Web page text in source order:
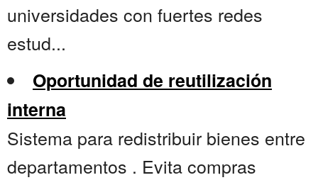
universidades con fuertes redes
estud...
Oportunidad de reutilización
interna
Sistema para redistribuir bienes entre
departamentos . Evita compras